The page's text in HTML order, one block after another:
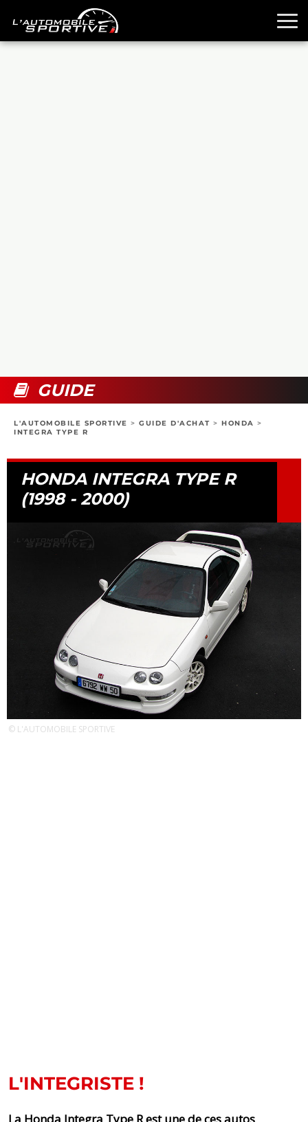
BOUTIQUE
GUIDE
L'AUTOMOBILE SPORTIVE > GUIDE D'ACHAT > HONDA >
INTEGRA TYPE R
HONDA INTEGRA TYPE R
(1998 - 2000)
© L'AUTOMOBILE SPORTIVE
L'INTEGRISTE !
La Honda Integra Type R est une de ces autos